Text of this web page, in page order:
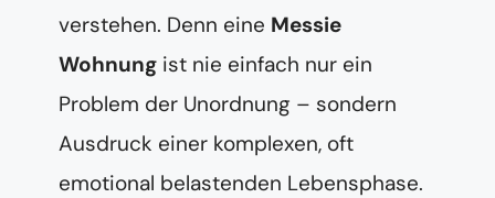
verstehen. Denn eine Messie
Wohnung ist nie einfach nur ein
Problem der Unordnung – sondern
Ausdruck einer komplexen, oft
emotional belastenden Lebensphase.